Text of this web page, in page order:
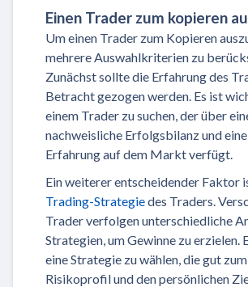
Einen Trader zum kopieren
Um einen Trader zum Kopieren
mehrere Auswahlkriterien zu
Zunächst sollte die Erfahrung des
Betracht gezogen werden. Es ist
einem Trader zu suchen, der über
nachweisliche Erfolgsbilanz und
Erfahrung auf dem Markt verfügt.
Ein weiterer entscheidender Faktor
Trading-Strategiedes Traders.
Trader verfolgen unterschiedliche
Strategien, um Gewinne zu erzielen.
eine Strategie zu wählen, die gut
Risikoprofil und den persönlichen